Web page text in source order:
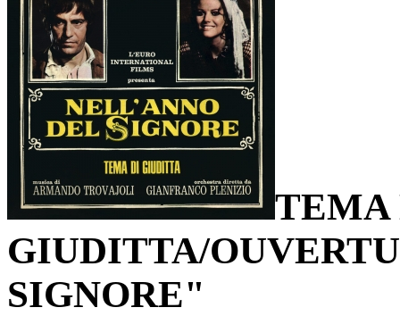
TEMA
GIUDITTA/
SIGNORE"